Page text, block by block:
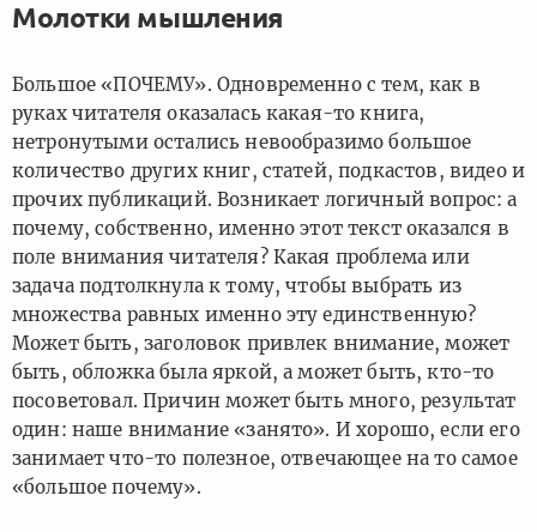
Молотки мышления
Большое «ПОЧЕМУ». Одновременно с тем, как в
руках читателя оказалась какая-то книга,
нетронутыми остались невообразимо большое
количество других книг, статей, подкастов, видео и
прочих публикаций. Возникает логичный вопрос: а
почему, собственно, именно этот текст оказался в
поле внимания читателя? Какая проблема или
задача подтолкнула к тому, чтобы выбрать из
множества равных именно эту единственную?
Может быть, заголовок привлек внимание, может
быть, обложка была яркой, а может быть, кто-то
посоветовал. Причин может быть много, результат
один: наше внимание «занято». И хорошо, если его
занимает что-то полезное, отвечающее на то самое
«большое почему».